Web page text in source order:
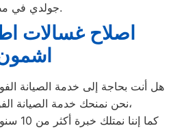
جولدي في مصر.
اصلاح غسالات
هل أنت بحاجة إلى خدمة الصيانة
نحن نمنحك خدمة الصيانة الفورية التي ترغب بها،
كما